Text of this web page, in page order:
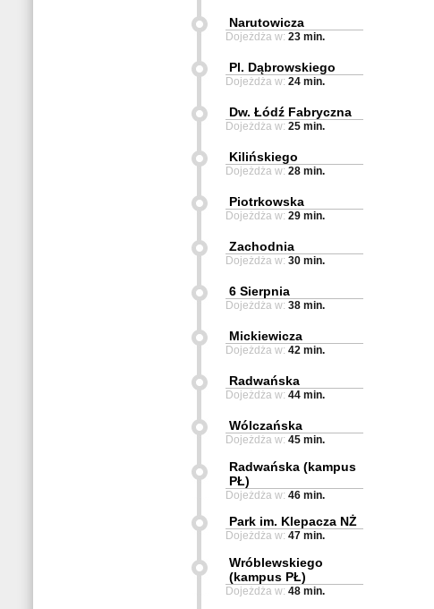
Narutowicza
Dojeżdża w: 23 min.
Pl. Dąbrowskiego
Dojeżdża w: 24 min.
Dw. Łódź Fabryczna
Dojeżdża w: 25 min.
Kilińskiego
Dojeżdża w: 28 min.
Piotrkowska
Dojeżdża w: 29 min.
Zachodnia
Dojeżdża w: 30 min.
6 Sierpnia
Dojeżdża w: 38 min.
Mickiewicza
Dojeżdża w: 42 min.
Radwańska
Dojeżdża w: 44 min.
Wólczańska
Dojeżdża w: 45 min.
Radwańska (kampus
PŁ)
Dojeżdża w: 46 min.
Park im. Klepacza NŻ
Dojeżdża w: 47 min.
Wróblewskiego
(kampus PŁ)
Dojeżdża w: 48 min.